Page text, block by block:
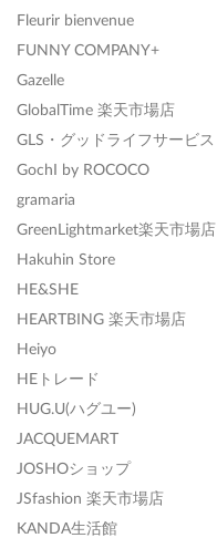
Fleurir bienvenue
FUNNY COMPANY+
Gazelle
GlobalTime 楽天市場店
GLS・グッドライフサービス
GochI by ROCOCO
gramaria
GreenLightmarket楽天市場店
Hakuhin Store
HE&SHE
HEARTBING 楽天市場店
Heiyo
HEトレード
HUG.U(ハグユー)
JACQUEMART
JOSHOショップ
JSfashion 楽天市場店
KANDA生活館